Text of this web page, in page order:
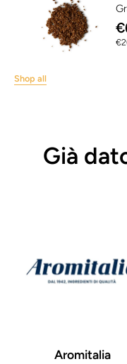
Shop all
Già
Aromitalia